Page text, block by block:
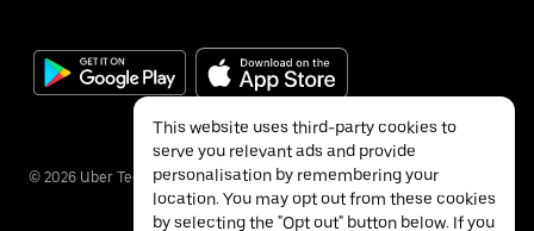
© 2026 Uber Technologies Inc.
This website uses third-party cookies to
serve you relevant ads and provide
personalisation by remembering your
location. You may opt out from these cookies
by selecting the "Opt out" button below. If you